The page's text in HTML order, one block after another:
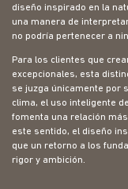
diseño inspirado en la
una manera de
no podría pertenecer a
Para los clientes que
excepcionales, esta
se juzga únicamente por
clima, el uso inteligente
fomenta una relación
este sentido, el diseño
que un retorno a los
rigor y ambición.